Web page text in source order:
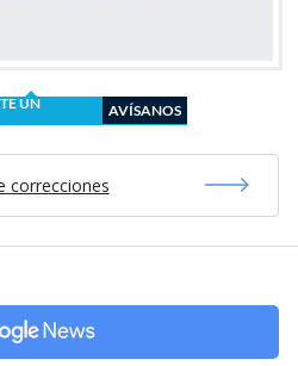
UN
AVÍSANOS
correcciones